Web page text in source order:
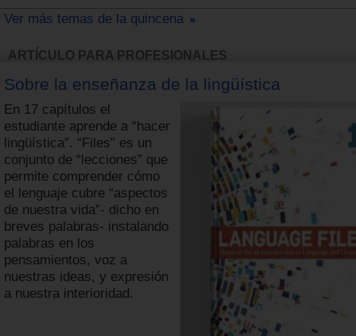
Ver más temas de la quincena
ARTÍCULO PARA PROFESIONALES
Sobre la enseñanza de la lingüística
En 17 capítulos el
estudiante aprende a “hacer
lingüística”. “Files” es un
conjunto de “lecciones” que
permite comprender cómo
el lenguaje cubre “aspectos
de nuestra vida”- dicho en
breves palabras- instalando
palabras en los
pensamientos, voz a
nuestras ideas, y expresión
a nuestra interioridad.